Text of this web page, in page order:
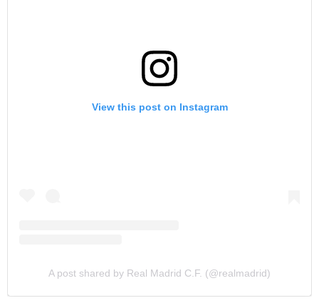
View this post on Instagram
A post shared by Real Madrid C.F. (@realmadrid)